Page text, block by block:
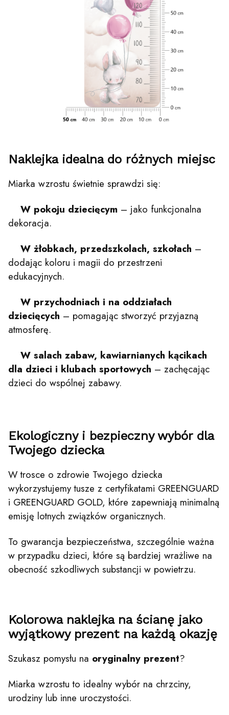
Naklejka idealna do różnych miejsc
Miarka wzrostu świetnie sprawdzi się:
W pokoju dziecięcym – jako funkcjonalna
dekoracja.
W żłobkach, przedszkolach, szkołach –
dodając koloru i magii do przestrzeni
edukacyjnych.
W przychodniach i na oddziałach
dziecięcych – pomagając stworzyć przyjazną
atmosferę.
W salach zabaw, kawiarnianych kącikach
dla dzieci i klubach sportowych – zachęcając
dzieci do wspólnej zabawy.
Ekologiczny i bezpieczny wybór dla
Twojego dziecka
W trosce o zdrowie Twojego dziecka
wykorzystujemy tusze z certyfikatami GREENGUARD
i GREENGUARD GOLD, które zapewniają minimalną
emisję lotnych związków organicznych.
To gwarancja bezpieczeństwa, szczególnie ważna
w przypadku dzieci, które są bardziej wrażliwe na
obecność szkodliwych substancji w powietrzu.
Kolorowa naklejka na ścianę jako
wyjątkowy prezent na każdą okazję
Szukasz pomysłu na oryginalny prezent?
Miarka wzrostu to idealny wybór na chrzciny,
urodziny lub inne uroczystości.